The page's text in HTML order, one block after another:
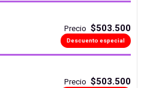
Precio $503.500
Descuento especial
Precio $503.500